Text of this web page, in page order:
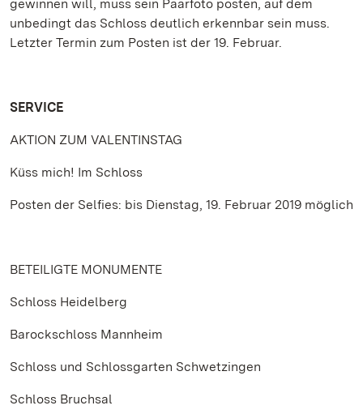
gewinnen will, muss sein Paarfoto posten, auf dem
unbedingt das Schloss deutlich erkennbar sein muss.
Letzter Termin zum Posten ist der 19. Februar.
SERVICE
AKTION ZUM VALENTINSTAG
Küss mich! Im Schloss
Posten der Selfies: bis Dienstag, 19. Februar 2019 möglich
BETEILIGTE MONUMENTE
Schloss Heidelberg
Barockschloss Mannheim
Schloss und Schlossgarten Schwetzingen
Schloss Bruchsal